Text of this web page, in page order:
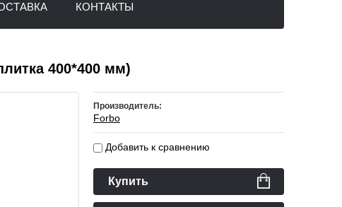
КОНТАКТЫ
400*400 мм)
Производитель:
Forbo
Добавить к сравнению
Купить